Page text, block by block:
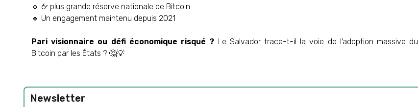
🔹 6ᵉ plus grande réserve nationale de Bitcoin
🔹 Un engagement maintenu depuis 2021
Pari visionnaire ou défi économique risqué ? Le Salvador trace-t-il la voie de l’adoption massive du
Bitcoin par les États ? 🤔💡
Newsletter